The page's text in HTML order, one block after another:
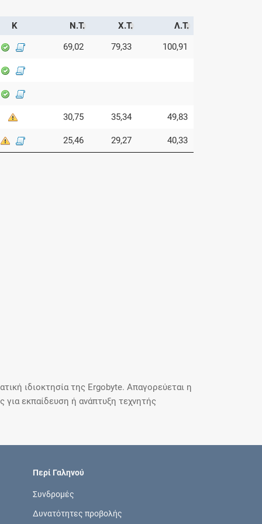
Κ Ν.Τ. Χ.Τ.
Λ.Τ.
69,02 79,33 100,91
30,75 35,34 49,83
25,46 29,27 40,33
ιδιοκτησία της Ergobyte. Απαγορεύεται η
εκπαίδευση ή ανάπτυξη τεχνητής
Περί Γαληνού
Συνδρομές
Δυνατότητες προβολής